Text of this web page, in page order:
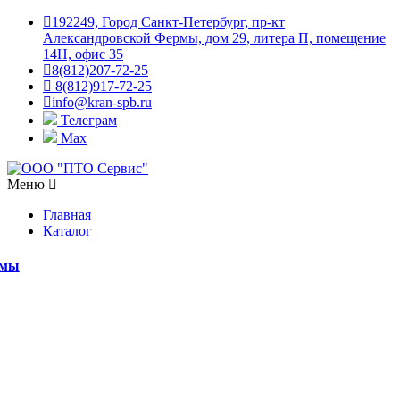
192249, Город Санкт-Петербург, пр-кт
Александровской Фермы, дом 29, литера П, помещение
14Н, офис 35
8(812)207-72-25
8(812)917-72-25
info@kran-spb.ru
Телеграм
Max
Меню
Главная
Каталог